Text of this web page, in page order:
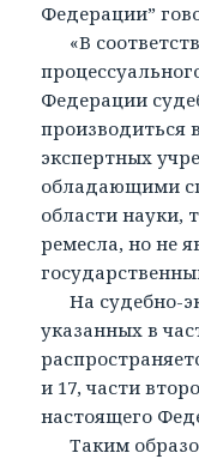
Федерации”
«В
Федерации
производиться
экспертных
обладающими
области науки,
ремесла, но не
На судебно-
указанных в
и 17, части
настоящего
Таким